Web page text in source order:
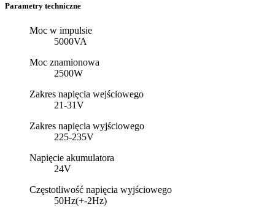
Parametry techniczne
Moc w impulsie
5000VA
Moc znamionowa
2500W
Zakres napięcia wejściowego
21-31V
Zakres napięcia wyjściowego
225-235V
Napięcie akumulatora
24V
Częstotliwość napięcia wyjściowego
50Hz(+-2Hz)